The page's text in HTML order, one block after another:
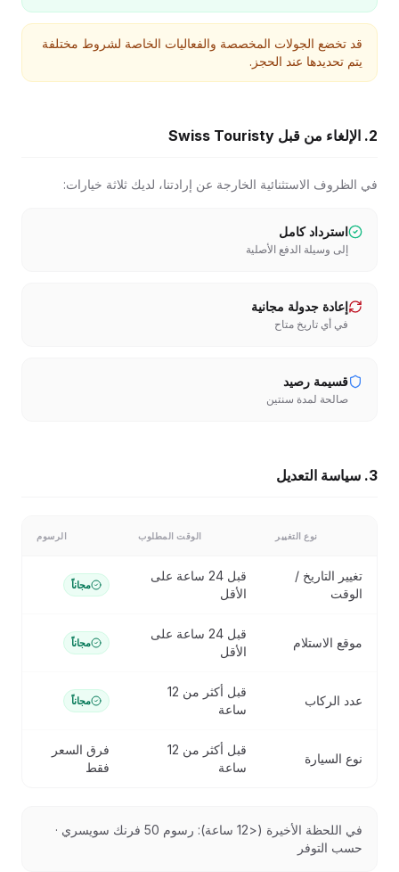
قد تخضع الجولات المخصصة والفعاليات الخاصة لشروط مختلفة
يتم تحديدها عند الحجز.
2. الإلغاء من قبل Swiss Touristy
في الظروف الاستثنائية الخارجة عن إرادتنا، لديك ثلاثة خيارات:
استرداد كامل
إلى وسيلة الدفع الأصلية
إعادة جدولة مجانية
في أي تاريخ متاح
قسيمة رصيد
صالحة لمدة سنتين
3. سياسة التعديل
نوع التغيير الوقت المطلوب الرسوم
تغيير التاريخ /
الوقت
قبل 24 ساعة على
الأقل
مجاناً
موقع الاستلام
قبل 24 ساعة على
الأقل
مجاناً
عدد الركاب
قبل أكثر من 12
ساعة
مجاناً
نوع السيارة
قبل أكثر من 12
ساعة
فرق السعر
فقط
في اللحظة الأخيرة (<12 ساعة): رسوم 50 فرنك سويسري ·
حسب التوفر